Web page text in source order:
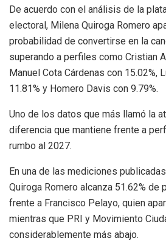
De acuerdo con el análisis de la
electoral, Milena Quiroga Romero
probabilidad de convertirse en la
superando a perfiles como Cristian
Manuel Cota Cárdenas con 15.02%,
11.81% y Homero Davis con 9.79%.
Uno de los datos que más llamó la
diferencia que mantiene frente a
rumbo al 2027.
En una de las mediciones
Quiroga Romero alcanza 51.62% de
frente a Francisco Pelayo, quien
mientras que PRI y Movimiento
considerablemente más abajo.